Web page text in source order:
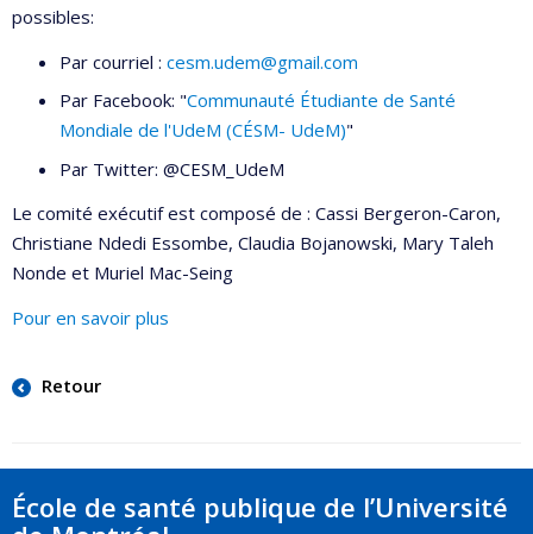
possibles:
Par courriel : cesm.udem@gmail.com
Par Facebook: "Communauté Étudiante de Santé
Mondiale de l'UdeM (CÉSM- UdeM)"
Par Twitter: @CESM_UdeM
Le comité exécutif est composé de : Cassi Bergeron-Caron,
Christiane Ndedi Essombe, Claudia Bojanowski, Mary Taleh
Nonde et Muriel Mac-Seing
Pour en savoir plus
Retour
École de santé publique de l’Université